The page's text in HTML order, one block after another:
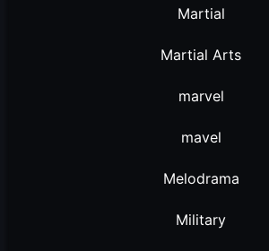
Martial
Martial Arts
marvel
mavel
Melodrama
Military